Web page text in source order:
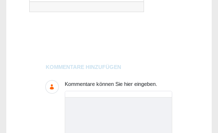
Blogs
KOMMENTARE HINZUFÜGEN
Kommentare können Sie hier eingeben.